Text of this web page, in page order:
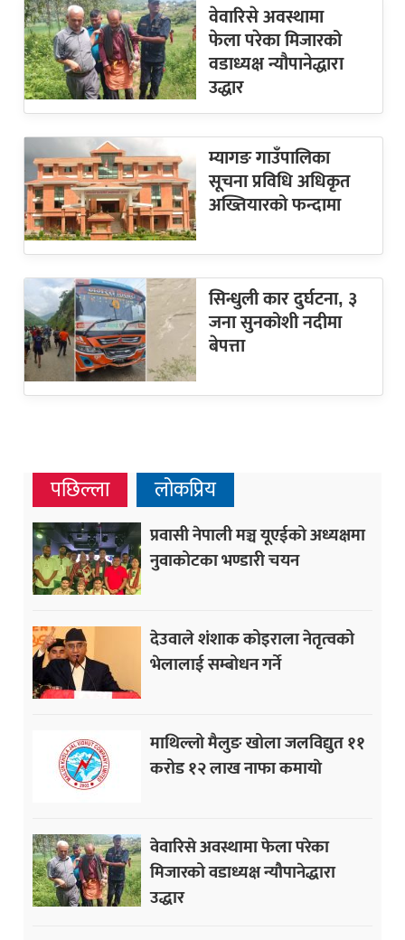
वेवारिसे अवस्थामा
फेला परेका मिजारको
वडाध्यक्ष न्यौपानेद्धारा
उद्धार
म्यागङ गाउँपालिका
सूचना प्रविधि अधिकृत
अख्तियारको फन्दामा
सिन्धुली कार दुर्घटना, ३
जना सुनकोशी नदीमा
बेपत्ता
पछिल्ला लोकप्रिय
प्रवासी नेपाली मञ्च यूएईको अध्यक्षमा
नुवाकोटका भण्डारी चयन
देउवाले शंशाक कोइराला नेतृत्वको
भेलालाई सम्बोधन गर्ने
माथिल्लो मैलुङ खोला जलविद्युत ११
करोड १२ लाख नाफा कमायाे
वेवारिसे अवस्थामा फेला परेका
मिजारको वडाध्यक्ष न्यौपानेद्धारा
उद्धार